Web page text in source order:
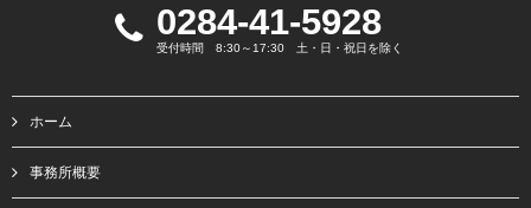
0284-41-5928
受付時間 8:30～17:30 土・日・祝日を除く
ホーム
事務所概要